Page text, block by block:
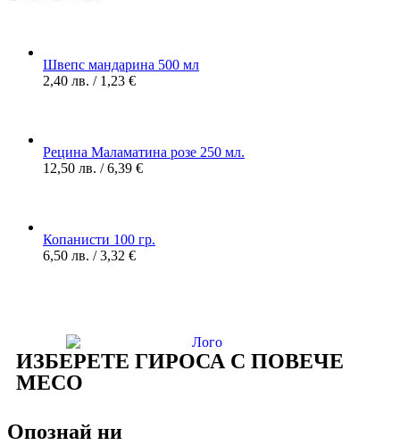
Швепс мандарина 500 мл
2,40 лв. / 1,23 €
Рецина Маламатина розе 250 мл.
12,50 лв. / 6,39 €
Копанисти 100 гр.
6,50 лв. / 3,32 €
ИЗБЕРЕТЕ ГИРОСА С ПОВЕЧЕ
МЕСО
Опознай ни